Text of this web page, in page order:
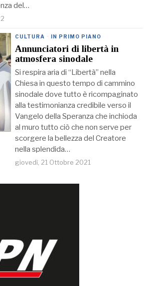
del…
CULTURA · IN PRIMO PIANO
Annunciatori di libertà in
atmosfera sinodale
Si respira aria di “Libertà” nella
Chiesa in questo tempo di cammino
sinodale dove tutto è ricompaginato
alla testimonianza credibile verso il
Vangelo della Speranza che inchioda
al muro tutto ciò che non serve per
scorgere la bellezza del Creatore
nella splendida…
giovedì, 21 Ottobre 2021